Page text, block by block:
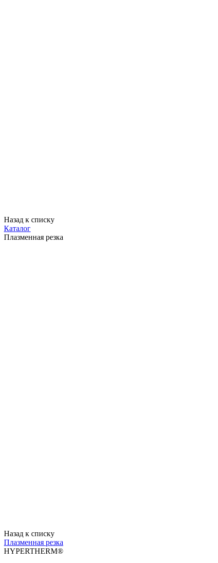
Назад к списку
Каталог
Плазменная резка
Назад к списку
Плазменная резка
HYPERTHERM®